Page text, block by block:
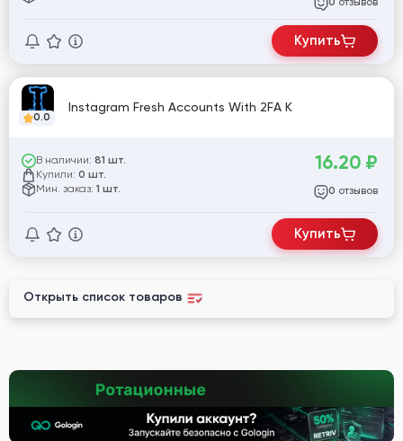
0
Купить
0.0
Instagram Fresh Accounts With 2FA K
В наличии: 81 шт.
Купили: 0 шт.
Мин. заказ: 1 шт.
16.20 ₽
0 отзывов
Купить
Открыть список товаров